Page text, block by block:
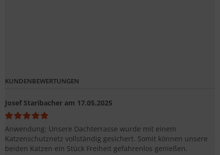
KUNDENBEWERTUNGEN
Josef Staribacher am 17.05.2025
Anwendung: Unsere Dachterrasse wurde mit einem
Katzenschutznetz vollständig gesichert. Somit können unsere
beiden Katzen ein Stück Freiheit gefahrenlos genießen.